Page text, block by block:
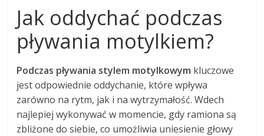
Jak oddychać podczas
pływania motylkiem?
Podczas pływania stylem motylkowym kluczowe
jest odpowiednie oddychanie, które wpływa
zarówno na rytm, jak i na wytrzymałość. Wdech
najlepiej wykonywać w momencie, gdy ramiona są
zbliżone do siebie, co umożliwia uniesienie głowy